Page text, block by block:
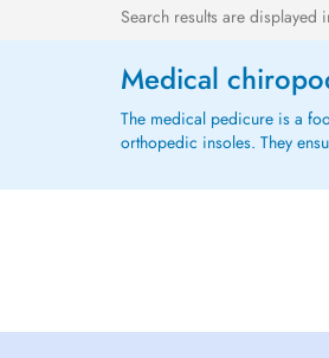
Search results are displayed
Medical
The medical pedicure is a
orthopedic insoles. They